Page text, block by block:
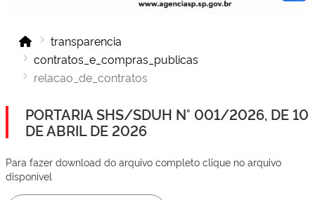
transparencia
contratos_e_compras_publicas
relacao_de_contratos
PORTARIA SHS/SDUH N° 001/2026, DE 10
DE ABRIL DE 2026
Para fazer download do arquivo completo clique no arquivo
disponível